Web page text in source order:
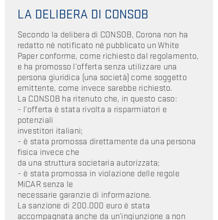
LA DELIBERA DI CONSOB
Secondo la delibera di CONSOB, Corona non ha
redatto né notificato né pubblicato un White
Paper conforme, come richiesto dal regolamento,
e ha promosso l’offerta senza utilizzare una
persona giuridica (una società) come soggetto
emittente, come invece sarebbe richiesto.
La CONSOB ha ritenuto che, in questo caso:
– l’offerta è stata rivolta a risparmiatori e
potenziali
investitori italiani;
– è stata promossa direttamente da una persona
fisica invece che
da una struttura societaria autorizzata;
– è stata promossa in violazione delle regole
MiCAR senza le
necessarie garanzie di informazione.
La sanzione di 200.000 euro è stata
accompagnata anche da un’ingiunzione a non